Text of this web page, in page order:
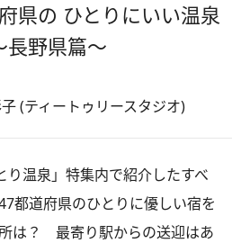
県の ひとりにいい温泉
野県篇～
(ティートゥリースタジオ)
り温泉」特集内で紹介したすべ
都道府県のひとりに優しい宿を
は？ 最寄り駅からの送迎はあ